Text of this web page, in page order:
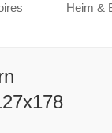
Heim &